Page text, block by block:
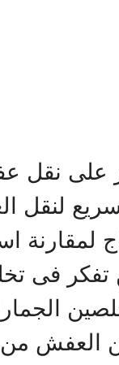
على نقل
لنقل
لمقارنة
فى
العفش